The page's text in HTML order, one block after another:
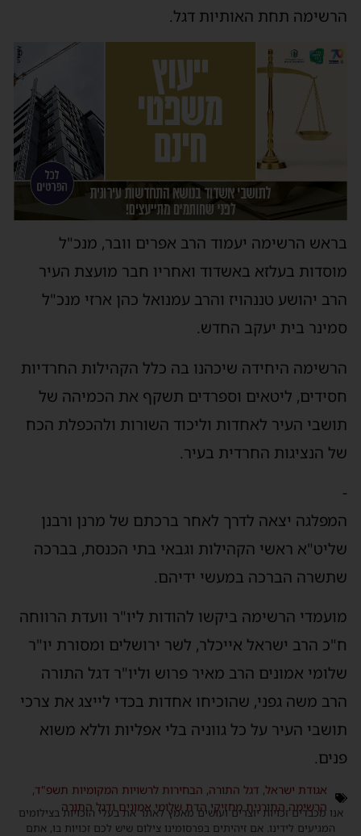
הרשימה תחת האותיות דגל.
בראש הרשימה יעמוד הרב אפרים וובר, מנכ"ל
מוסדות בעלזא באשדוד ואחריו חבר מועצת העיר
הרב יהושע טננהויז והרב עמנואל כהן ארזי מנכ"ל
סמינר בית יעקב החדש.
הרשימה היחידה שיכהנו בה כלל הקהילות החרדיות
חסידים, ליטאים וספרדים תשקף את הכמיהה של
תושבי העיר לאחדות וליכוד השורות ולהכפלת הכח
של הנציגות החרדית בעיר.
-
המפלגה יצאה לדרך לאחר ברכתם של מרנן ורבנן
שליט"א ראשי הקהילות וגבאי בתי הכנסת, בברכה
שתשרה הברכה במעשי ידיהם.
מועמדי הרשימה ביקשו להודות ליו"ר וועדת הרווחה
ח"כ הרב ישראל אייכלר, לשר ירושלים ומסורת יו"ר
שלומי אמונים הרב מאיר פרוש וליו"ר דגל התורה
הרב משה גפני, שהוכיחו אחדות בכדי לייצג את צרכי
תושבי העיר על כל גווניה בלי אפליות וללא משוא
פנים.
אגודת ישראל, דגל התורה, הבחירות לרשויות המקומיות תשפ"ד,
הרשימה התורנית מחזיקי הדת שלומי אמונים ודגל התורה
אנו מכבדים זכויות יוצרים ועושים מאמץ לאתר את בעלי הזכויות בצילומים
המגיעים לידינו. אם זיהיתים בפרסומינו צילום שיש לכם זכויות בו, אתם